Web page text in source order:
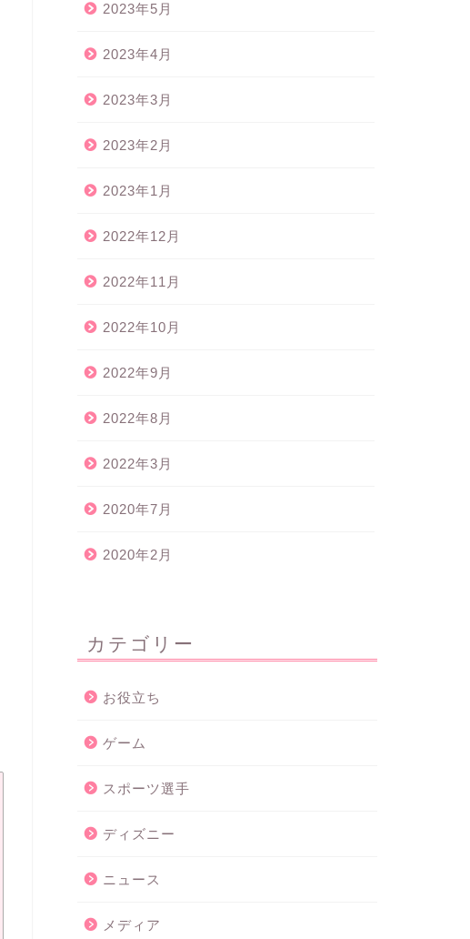
2023年5月
2023年4月
2023年3月
2023年2月
2023年1月
2022年12月
2022年11月
2022年10月
2022年9月
2022年8月
2022年3月
2020年7月
2020年2月
カテゴリー
お役立ち
ゲーム
スポーツ選手
ディズニー
ニュース
メディア